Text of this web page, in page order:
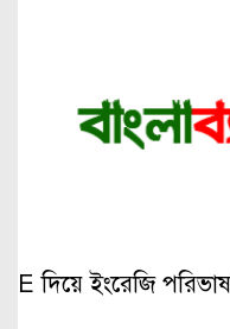
E দিয়ে ইংরেজি